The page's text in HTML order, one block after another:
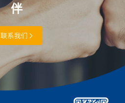
伴
联系我们